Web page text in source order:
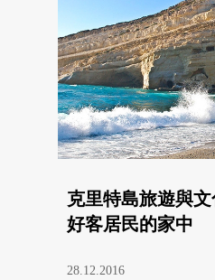
克里特島旅遊與
好客居民的家中
28.12.2016